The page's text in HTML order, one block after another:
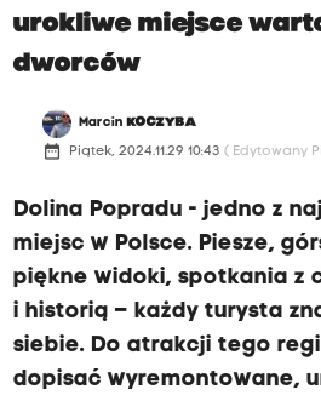
urokliwe miejsce
dworców
Marcin KOCZYBA
date_range Piątek, 2024.11.29 10:43 ( Edytowany
Dolina Popradu - jedno z
miejsc w Polsce. Piesze,
piękne widoki, spotkania z
i historią – każdy turysta
siebie. Do atrakcji tego
dopisać wyremontowane,